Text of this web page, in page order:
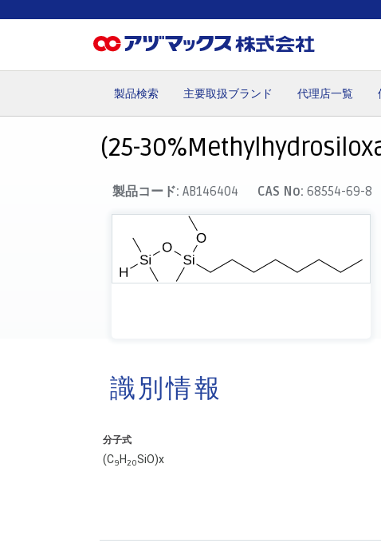
製品検索 主要取扱ブランド 代理店一覧
(25-
製品コード:AB146404 CAS No:68554-69-8
識別情報
分子式
(C9H20SiO)x